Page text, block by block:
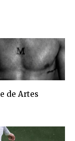
de Artes